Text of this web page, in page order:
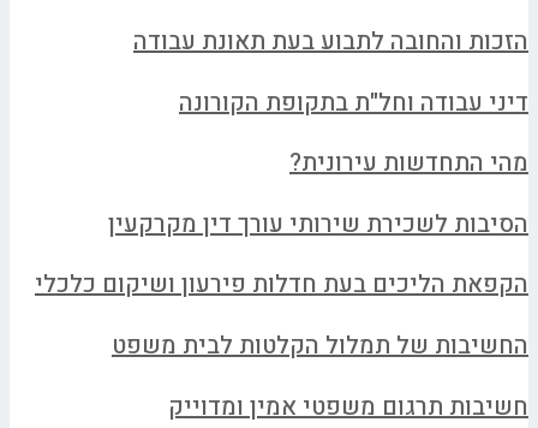
הזכות והחובה לתבוע בעת תאונת עבודה
דיני עבודה וחל"ת בתקופת הקורונה
מהי התחדשות עירונית?
הסיבות לשכירת שירותי עורך דין מקרקעין
הקפאת הליכים בעת חדלות פירעון ושיקום כלכלי
החשיבות של תמלול הקלטות לבית משפט
חשיבות תרגום משפטי אמין ומדוייק